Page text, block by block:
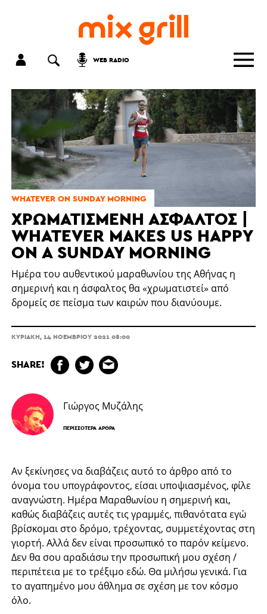
WEB RADIO
WHATEVER ON SUNDAY MORNING
ΧΡΩΜΑΤΙΣΜΈΝΗ ΆΣΦΑΛΤΟΣ |
WHATEVER MAKES US HAPPY
ON A SUNDAY MORNING
Ημέρα του αυθεντικού μαραθωνίου της Αθήνας η
σημερινή και η άσφαλτος θα «χρωματιστεί» από
δρομείς σε πείσμα των καιρών που διανύουμε.
ΚΥΡΙΑΚΉ, 14 ΝΟΕΜΒΡΊΟΥ 2021 08:00
SHARE!
Γιώργος Μυζάλης
ΠΕΡΙΣΣΌΤΕΡΑ ΆΡΘΡΑ
Αν ξεκίνησες να διαβάζεις αυτό το άρθρο από το
όνομα του υπογράφοντος, είσαι υποψιασμένος, φίλε
αναγνώστη. Ημέρα Μαραθωνίου η σημερινή και,
καθώς διαβάζεις αυτές τις γραμμές, πιθανότατα εγώ
βρίσκομαι στο δρόμο, τρέχοντας, συμμετέχοντας στη
γιορτή. Αλλά δεν είναι προσωπικό το παρόν κείμενο.
Δεν θα σου αραδιάσω την προσωπική μου σχέση /
περιπέτεια με το τρέξιμο εδώ. Θα μιλήσω γενικά. Για
το αγαπημένο μου άθλημα σε σχέση με τον κόσμο
όλο.